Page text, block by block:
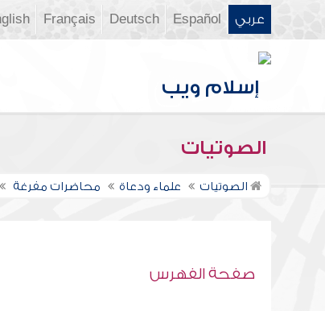
عربي Español
Deutsch
Français
الصوتيات
الصوتيات علماء ودعاة محاضرات مفرغة
صفحة الفهرس